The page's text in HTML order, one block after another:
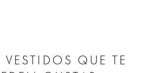
VESTIDOS QUE TE